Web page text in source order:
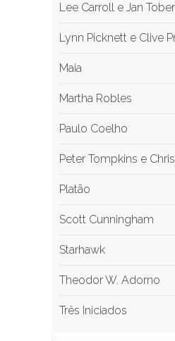
Lee Carroll e Jan Tober
Lynn Picknett e Clive
Maia
Martha Robles
Paulo Coelho
Peter Tompkins e
Platão
Scott Cunningham
Starhawk
Theodor W. Adorno
Três Iniciados